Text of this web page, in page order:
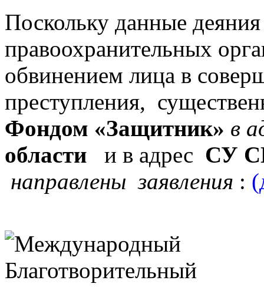
Поскольку данные
правоохранительных
обвинением лица в
преступления,
Фондом «Защитник» в
области
и в адрес СУ
направлены заявления :